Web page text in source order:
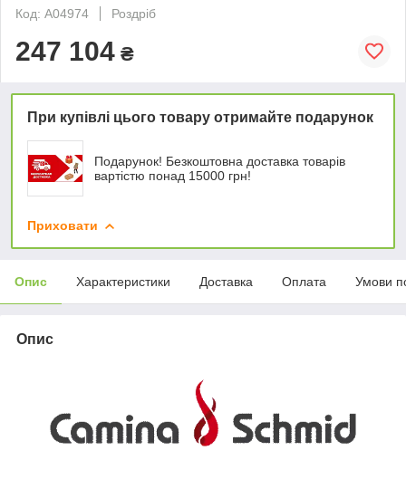
Код: А04974
Роздріб
247 104 ₴
При купівлі цього товару отримайте подарунок
Подарунок! Безкоштовна доставка товарів
вартістю понад 15000 грн!
Приховати
Опис Характеристики Доставка Оплата Умови
Опис